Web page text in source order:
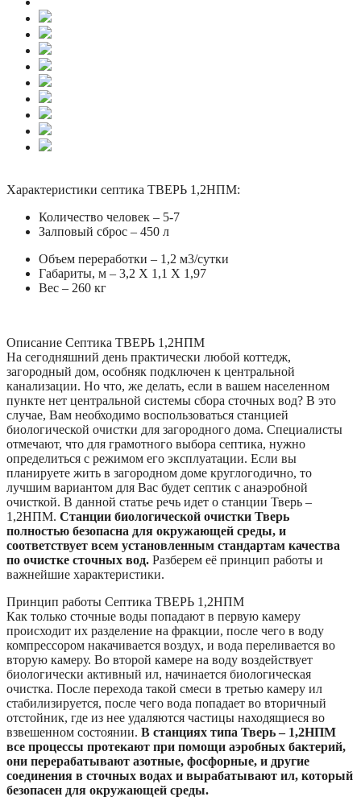
Характеристики септика ТВЕРЬ 1,2НПМ:
Количество человек – 5-7
Залповый сброс – 450 л
Объем переработки – 1,2 м3/сутки
Габариты, м – 3,2 X 1,1 X 1,97
Вес – 260 кг
Описание Септика ТВЕРЬ 1,2НПМ
На сегодняшний день практически любой коттедж,
загородный дом, особняк подключен к центральной
канализации. Но что, же делать, если в вашем населенном
пункте нет центральной системы сбора сточных вод? В это
случае, Вам необходимо воспользоваться станцией
биологической очистки для загородного дома. Специалисты
отмечают, что для грамотного выбора септика, нужно
определиться с режимом его эксплуатации. Если вы
планируете жить в загородном доме круглогодично, то
лучшим вариантом для Вас будет септик с анаэробной
очисткой. В данной статье речь идет о станции Тверь –
1,2НПМ. Станции биологической очистки Тверь
полностью безопасна для окружающей среды, и
соответствует всем установленным стандартам качества
по очистке сточных вод. Разберем её принцип работы и
важнейшие характеристики.
Принцип работы Септика ТВЕРЬ 1,2НПМ
Как только сточные воды попадают в первую камеру
происходит их разделение на фракции, после чего в воду
компрессором накачивается воздух, и вода переливается во
вторую камеру. Во второй камере на воду воздействует
биологически активный ил, начинается биологическая
очистка. После перехода такой смеси в третью камеру ил
стабилизируется, после чего вода попадает во вторичный
отстойник, где из нее удаляются частицы находящиеся во
взвешенном состоянии. В станциях типа Тверь – 1,2НПМ
все процессы протекают при помощи аэробных бактерий,
они перерабатывают азотные, фосфорные, и другие
соединения в сточных водах и вырабатывают ил, который
безопасен для окружающей среды.